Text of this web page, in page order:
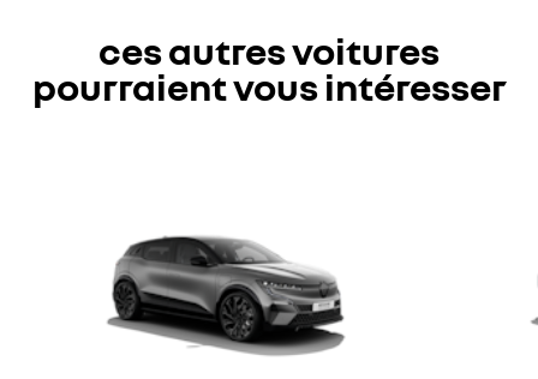
ces autres voitures
pourraient vous intéresser